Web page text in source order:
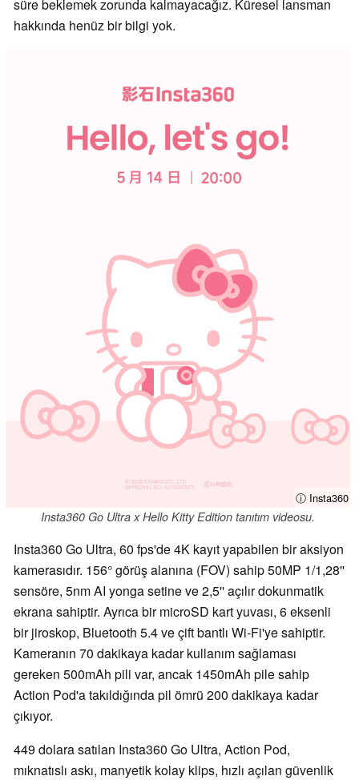
süre beklemek zorunda kalmayacağız. Küresel lansman
hakkında henüz bir bilgi yok.
ⓘ Insta360
Insta360 Go Ultra x Hello Kitty Edition tanıtım videosu.
Insta360 Go Ultra, 60 fps'de 4K kayıt yapabilen bir aksiyon
kamerasıdır. 156° görüş alanına (FOV) sahip 50MP 1/1,28''
sensöre, 5nm AI yonga setine ve 2,5'' açılır dokunmatik
ekrana sahiptir. Ayrıca bir microSD kart yuvası, 6 eksenli
bir jiroskop, Bluetooth 5.4 ve çift bantlı Wi-Fi'ye sahiptir.
Kameranın 70 dakikaya kadar kullanım sağlaması
gereken 500mAh pili var, ancak 1450mAh pile sahip
Action Pod'a takıldığında pil ömrü 200 dakikaya kadar
çıkıyor.
449 dolara satılan Insta360 Go Ultra, Action Pod,
mıknatıslı askı, manyetik kolay klips, hızlı açılan güvenlik